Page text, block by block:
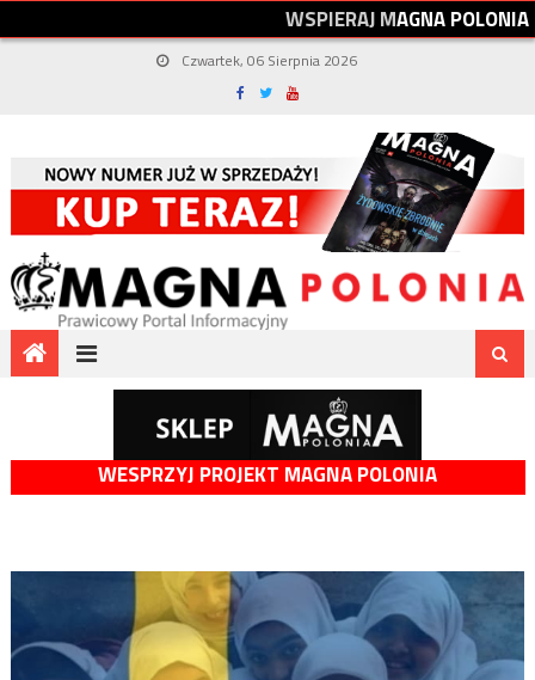
WSPIERAJMAGNAPOLONIA
Czwartek, 06 Sierpnia 2026
WESPRZYJ PROJEKT MAGNA POLONIA